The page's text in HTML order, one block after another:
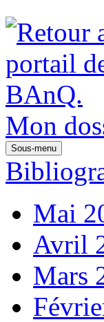
Mon
Sous-menu
Mai
Avril
Mars